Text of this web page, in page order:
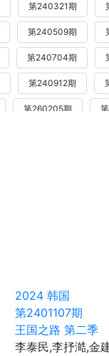
第240321期
第240509期
第240704期
第240912期
第260205期
2024 韩国
第2401107期
王国之路 第二季
李泰民,李抒澔,金